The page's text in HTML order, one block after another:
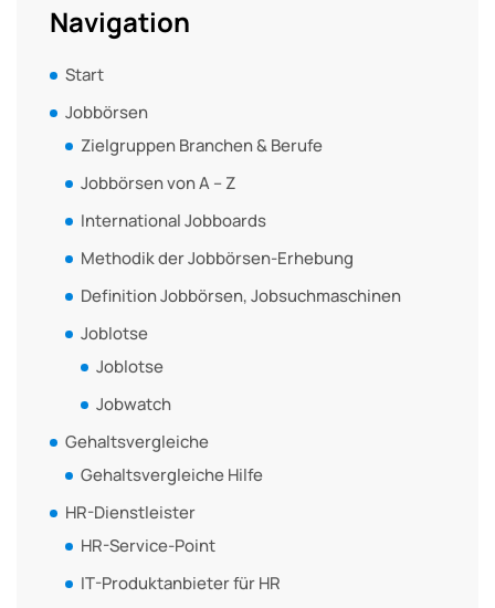
Navigation
Start
Jobbörsen
Zielgruppen Branchen & Berufe
Jobbörsen von A – Z
International Jobboards
Methodik der Jobbörsen-Erhebung
Definition Jobbörsen, Jobsuchmaschinen
Joblotse
Joblotse
Jobwatch
Gehaltsvergleiche
Gehaltsvergleiche Hilfe
HR-Dienstleister
HR-Service-Point
IT-Produktanbieter für HR